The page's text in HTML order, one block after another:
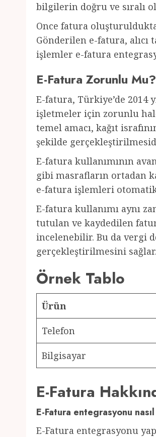
bilgilerin doğru ve sıralı
Once fatura
Gönderilen e-fatura,
işlemler e-fatura
E-Fatura Zorunlu
E-fatura, Türkiye’de 2014
işletmeler için zorunlu
temel amacı, kağıt
şekilde
E-fatura kullanımının
gibi masrafların ortadan
e-fatura işlemleri
E-fatura kullanımı aynı
tutulan ve kaydedilen
incelenebilir. Bu da vergi
gerçekleştirilmesini sağlar.
Örnek Tablo
Ürün
Telefon
Bilgisayar
E-Fatura
E-Fatura entegrasyonu nasıl
E-Fatura entegrasyonu